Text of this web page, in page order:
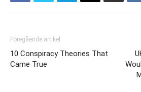
Föregående artikel
10 Conspiracy Theories That
Came True